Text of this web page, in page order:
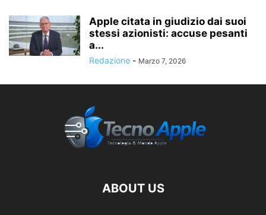
Apple citata in giudizio dai suoi
stessi azionisti: accuse pesanti
a...
Redazione - Marzo 7, 2026
ABOUT US